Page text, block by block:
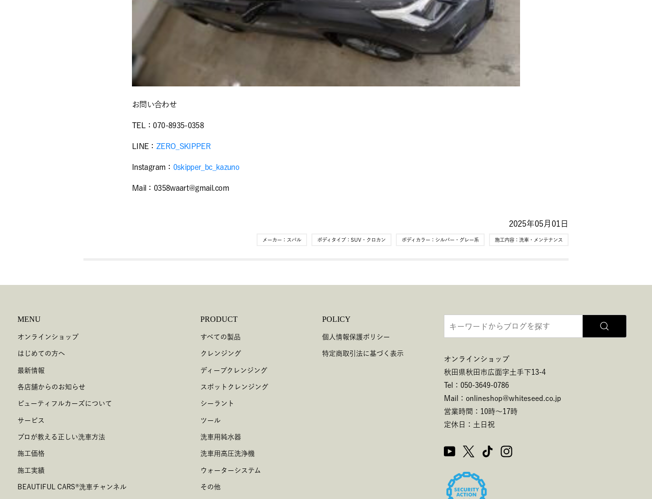
お問い合わせ
TEL：070-8935-0358
LINE： ZERO_SKIPPER
Instagram： 0skipper_bc_kazuno
Mail：0358waart@gmail.coｍ
2025年05月01日
メーカー： スバル ボディタイプ： SUV・クロカン ボディカラー： シルバー・グレー系 施工内容： 洗車・メンテナンス
MENU
オンラインショップ
はじめての方へ
最新情報
各店舗からのお知らせ
ビューティフルカーズについて
サービス
プロが教える正しい洗車方法
施工価格
施工実績
BEAUTIFUL CARS®洗車チャンネル
PRODUCT
すべての製品
クレンジング
ディープクレンジング
スポットクレンジング
シーラント
ツール
洗車用純水器
洗車用高圧洗浄機
ウォーターシステム
その他
POLICY
個人情報保護ポリシー
特定商取引法に基づく表示
オンラインショップ
秋田県秋田市広面字土手下13-4
Tel：050-3649-0786
Mail：onlineshop@whiteseed.co.jp
営業時間：10時～17時
定休日：土日祝